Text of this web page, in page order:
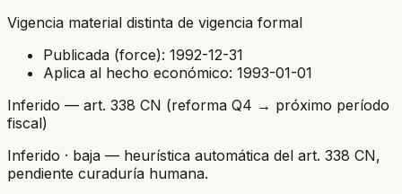
Vigencia material distinta de vigencia formal
Publicada (force): 1992-12-31
Aplica al hecho económico: 1993-01-01
Inferido — art. 338 CN (reforma Q4 → próximo período
fiscal)
Inferido · baja — heurística automática del art. 338 CN,
pendiente curaduría humana.